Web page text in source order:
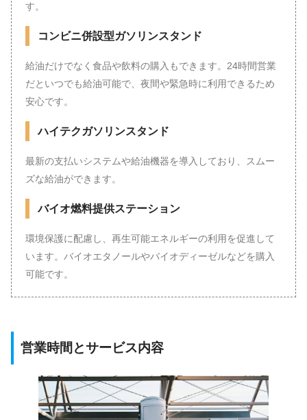
す。
コンビニ併設型ガソリンスタンド
給油だけでなく食品や飲料の購入もできます。24時間営業
だといつでも給油可能で、夜間や緊急時に利用できるため
安心です。
ハイテクガソリンスタンド
最新の支払いシステムや給油機器を導入しており、スムー
ズな給油ができます。
バイオ燃料提供ステーション
環境保護に配慮し、再生可能エネルギーの利用を促進して
います。バイオエタノールやバイオディーゼルなどを購入
可能です。
営業時間とサービス内容